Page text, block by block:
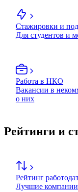
Стажировки и
Для студентов и
Работа в НКО
Вакансии в
о них
Рейтинги и
Рейтинг
Лучшие компании